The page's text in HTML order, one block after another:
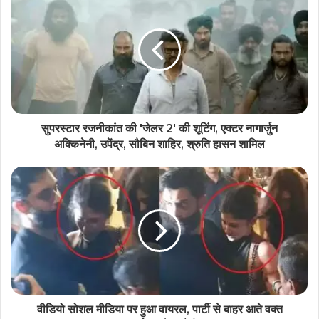
छत्तीसगढ़ के स्वाद ने जीता प्रधानमंत्री मोदी का दिल, ठेठरी-
खुरमी की रेसिपी तक पहुँची बात
सुपरस्टार रजनीकांत की 'जेलर 2' की शूटिंग, एक्टर नागार्जुन
अक्किनेनी, उपेंद्र, सौबिन शाहिर, श्रुति हासन शामिल
वीडियो सोशल मीडिया पर हुआ वायरल, पार्टी से बाहर आते वक्त